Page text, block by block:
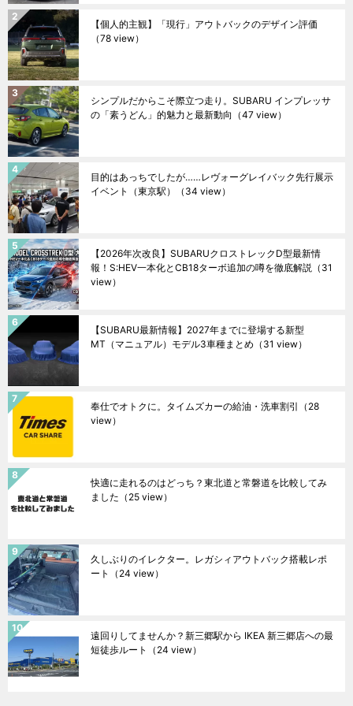
【個人的主観】「現行」アウトバックのデザイン評価
（78 view）
シンプルだからこそ際立つ走り。SUBARU インプレッサ
の「素うどん」的魅力と最新動向 （47 view）
目的はあっちでしたが……レヴォーグレイバック先行展示
イベント（東京駅）
（34 view）
【2026年次改良】SUBARUクロストレックD型最新情
報！S:HEV一本化とCB18ターボ追加の噂を徹底解説 （31
view）
【SUBARU最新情報】2027年までに登場する新型
MT（マニュアル）モデル3車種まとめ （31 view）
奉仕でオトクに。タイムズカーの給油・洗車割引 （28
view）
快適に走れるのはどっち？東北道と常磐道を比較してみ
ました （25 view）
久しぶりのイレクター。レガシィアウトバック搭載レポ
ート
（24 view）
遠回りしてませんか？新三郷駅から IKEA 新三郷店への最
短徒歩ルート
（24 view）